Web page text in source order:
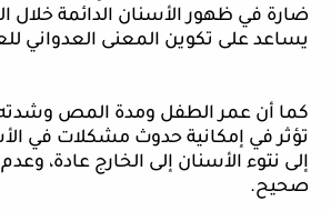
ضارة في ظهور الأسنان الدائمة خلال
يساعد على تكوين المعنى العدواني
كما أن عمر الطفل ومدة المص وشدته
تؤثر في إمكانية حدوث مشكلات في
إلى نتوء الأسنان إلى الخارج عادة،
صحيح.